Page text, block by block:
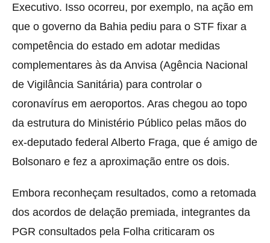
Executivo. Isso ocorreu, por exemplo, na ação em
que o governo da Bahia pediu para o STF fixar a
competência do estado em adotar medidas
complementares às da Anvisa (Agência Nacional
de Vigilância Sanitária) para controlar o
coronavírus em aeroportos. Aras chegou ao topo
da estrutura do Ministério Público pelas mãos do
ex-deputado federal Alberto Fraga, que é amigo de
Bolsonaro e fez a aproximação entre os dois.
Embora reconheçam resultados, como a retomada
dos acordos de delação premiada, integrantes da
PGR consultados pela Folha criticaram os